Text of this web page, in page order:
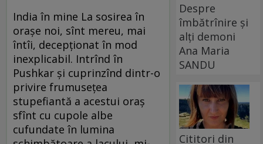
India în mine La sosirea în
oraşe noi, sînt mereu, mai
întîi, decepţionat în mod
inexplicabil. Intrînd în
Pushkar şi cuprinzînd dintr-o
privire frumuseţea
stupefiantă a acestui oraş
sfînt cu cupole albe
cufundate în lumina
Despre
îmbătrînire și
alți demoni
Ana Maria
SANDU
Cititori din